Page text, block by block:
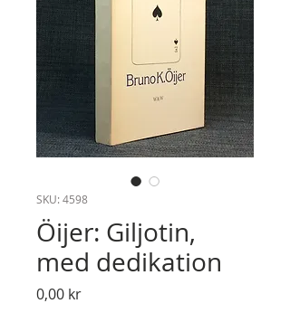
SKU: 4598
Öijer: Giljotin,
med dedikation
0,00 krPris